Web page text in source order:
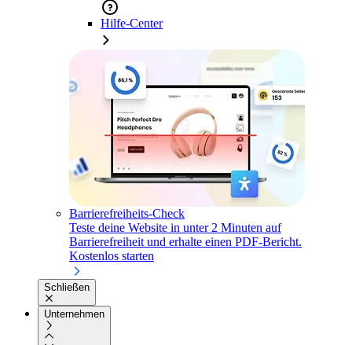
Hilfe-Center
Barrierefreiheits-Check
Teste deine Website in unter 2 Minuten auf
Barrierefreiheit und erhalte einen PDF-Bericht.
Kostenlos starten
Schließen
Unternehmen